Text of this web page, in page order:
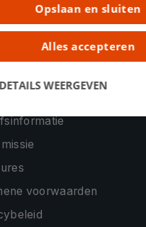
voorwaarden
Opslaan en sluiten
Alles accepteren
DETAILS WEERGEVEN